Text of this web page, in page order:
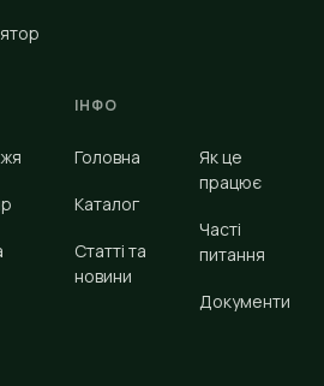
ІНФО
Головна
Каталог
Статті та
новини
Як це
працює
Часті
питання
Документи